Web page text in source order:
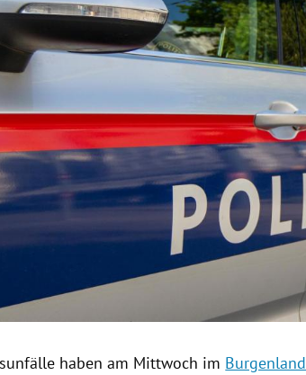
öffnen/schließen
haben am Mittwoch im Burgenland